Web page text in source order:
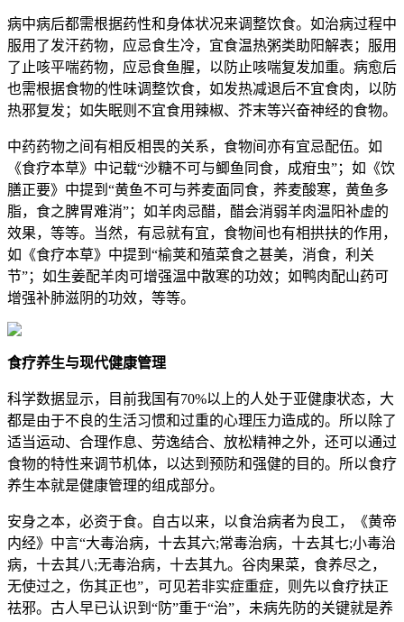
病中病后都需根据药性和身体状况来调整饮食。如治病过程中
服用了发汗药物，应忌食生冷，宜食温热粥类助阳解表；服用
了止咳平喘药物，应忌食鱼腥，以防止咳喘复发加重。病愈后
也需根据食物的性味调整饮食，如发热减退后不宜食肉，以防
热邪复发；如失眠则不宜食用辣椒、芥末等兴奋神经的食物。
中药药物之间有相反相畏的关系，食物间亦有宜忌配伍。如
《食疗本草》中记载“沙糖不可与鲫鱼同食，成疳虫”；如《饮
膳正要》中提到“黄鱼不可与荞麦面同食，荞麦酸寒，黄鱼多
脂，食之脾胃难消”；如羊肉忌醋，醋会消弱羊肉温阳补虚的
效果，等等。当然，有忌就有宜，食物间也有相拱扶的作用，
如《食疗本草》中提到“榆荚和殖菜食之甚美，消食，利关
节”；如生姜配羊肉可增强温中散寒的功效；如鸭肉配山药可
增强补肺滋阴的功效，等等。
食疗养生与现代健康管理
科学数据显示，目前我国有70%以上的人处于亚健康状态，大
都是由于不良的生活习惯和过重的心理压力造成的。所以除了
适当运动、合理作息、劳逸结合、放松精神之外，还可以通过
食物的特性来调节机体，以达到预防和强健的目的。所以食疗
养生本就是健康管理的组成部分。
安身之本，必资于食。自古以来，以食治病者为良工，《黄帝
内经》中言“大毒治病，十去其六;常毒治病，十去其七;小毒治
病，十去其八;无毒治病，十去其九。谷肉果菜，食养尽之，
无使过之，伤其正也”，可见若非实症重症，则先以食疗扶正
祛邪。古人早已认识到“防”重于“治”，未病先防的关键就是养